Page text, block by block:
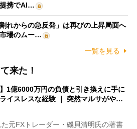
携でAI…
れからの急反発」は再びの上昇局面へ
場のムー…
一覧を見る
来た！
】1億6000万円の負債と引き換えに手に
イスレスな経験 ｜ 突然マルサがや…
元FXトレーダー・磯貝清明氏の著書